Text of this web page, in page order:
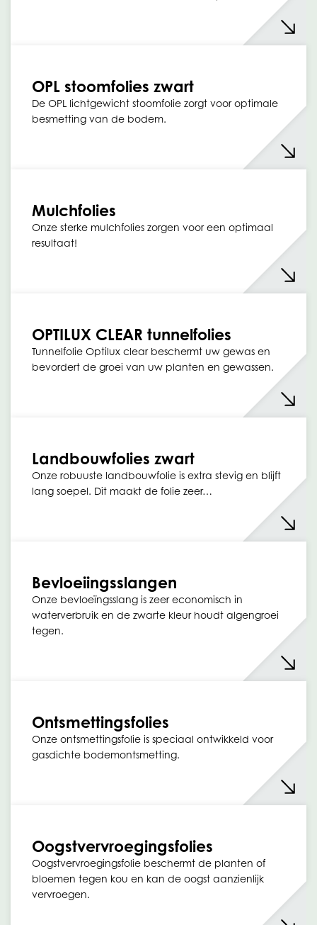
OPL stoomfolies zwart
De OPL lichtgewicht stoomfolie zorgt voor optimale
besmetting van de bodem.
Mulchfolies
Onze sterke mulchfolies zorgen voor een optimaal
resultaat!
OPTILUX CLEAR tunnelfolies
Tunnelfolie Optilux clear beschermt uw gewas en
bevordert de groei van uw planten en gewassen.
Landbouwfolies zwart
Onze robuuste landbouwfolie is extra stevig en blijft
lang soepel. Dit maakt de folie zeer…
Bevloeiingsslangen
Onze bevloeïngsslang is zeer economisch in
waterverbruik en de zwarte kleur houdt algengroei
tegen.
Ontsmettingsfolies
Onze ontsmettingsfolie is speciaal ontwikkeld voor
gasdichte bodemontsmetting.
Oogstvervroegingsfolies
Oogstvervroegingsfolie beschermt de planten of
bloemen tegen kou en kan de oogst aanzienlijk
vervroegen.